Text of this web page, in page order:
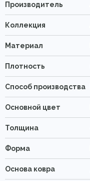
Производитель
Коллекция
Материал
Плотность
Способ производства
Основной цвет
Толщина
Форма
Основа ковра